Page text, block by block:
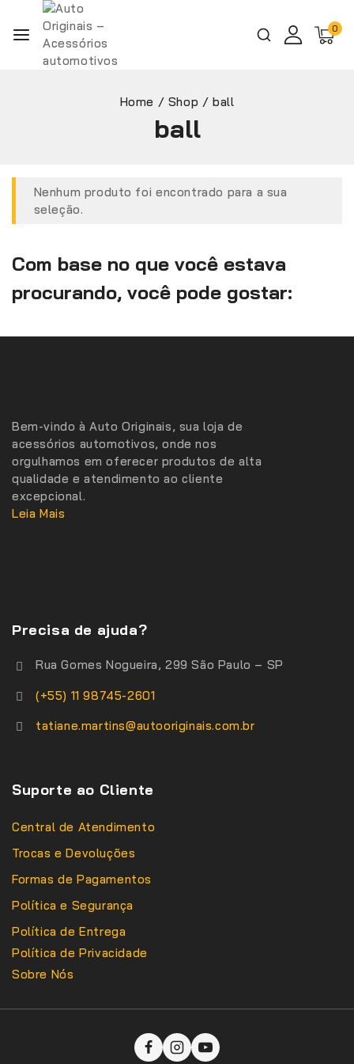
0
Home / Shop / ball
ball
Nenhum produto foi encontrado para a sua
seleção.
Com base no que você estava
procurando, você pode gostar:
Bem-vindo à Auto Originais, sua loja de
acessórios automotivos, onde nos
orgulhamos em oferecer produtos de alta
qualidade e atendimento ao cliente
excepcional.
Leia Mais
Precisa de ajuda?
Rua Gomes Nogueira, 299 São Paulo – SP
(+55) 11 98745-2601
tatiane.martins@autooriginais.com.br
Suporte ao Cliente
Central de Atendimento
Trocas e Devoluções
Formas de Pagamentos
Política e Segurança
Política de Entrega
Política de Privacidade
Sobre Nós